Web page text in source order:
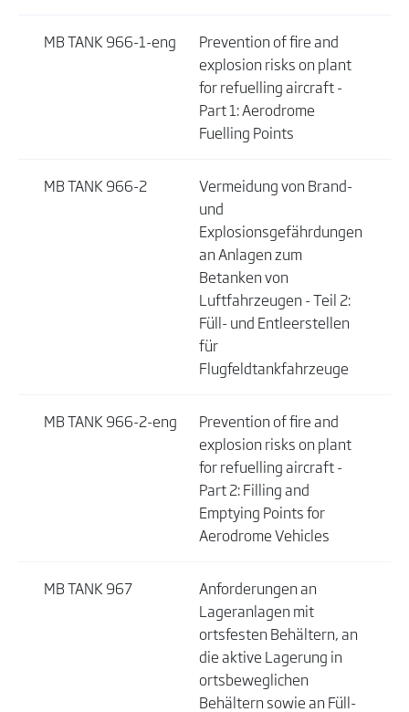
MB TANK 966-1-eng
Prevention of fire and
explosion risks on plant
for refuelling aircraft -
Part 1: Aerodrome
Fuelling Points
MB TANK 966-2
Vermeidung von Brand-
und
Explosionsgefährdungen
an Anlagen zum
Betanken von
Luftfahrzeugen - Teil 2:
Füll- und Entleerstellen
für
Flugfeldtankfahrzeuge
MB TANK 966-2-eng
Prevention of fire and
explosion risks on plant
for refuelling aircraft -
Part 2: Filling and
Emptying Points for
Aerodrome Vehicles
MB TANK 967
Anforderungen an
Lageranlagen mit
ortsfesten Behältern, an
die aktive Lagerung in
ortsbeweglichen
Behältern sowie an Füll-